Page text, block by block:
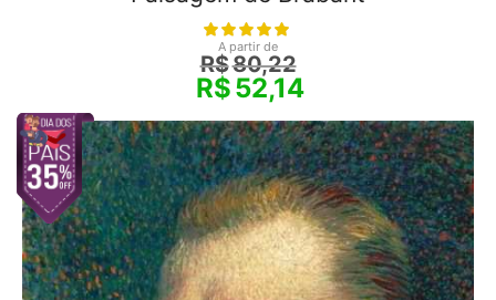
A partir de
R$80,22
R$52,14